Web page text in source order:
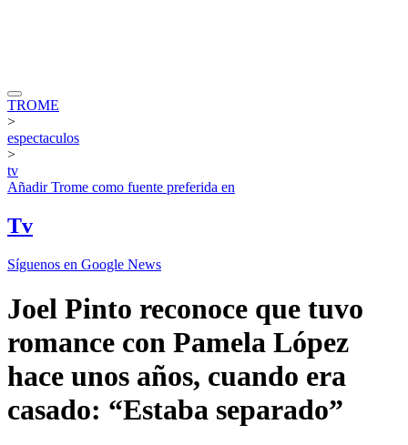
TROME
>
espectaculos
>
tv
AñadirTrome como fuente preferida en
Tv
Síguenos en Google News
Joel Pinto reconoce que tuvo
romance con Pamela López
hace unos años, cuando era
casado: “Estaba separado”